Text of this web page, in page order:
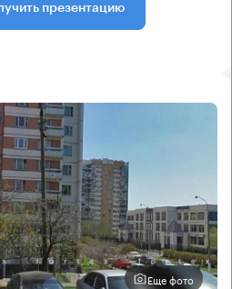
презентацию
Еще фото